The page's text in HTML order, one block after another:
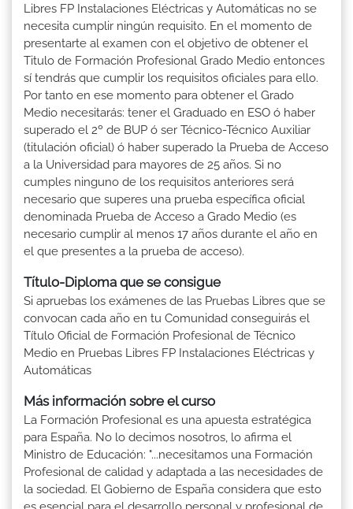
Libres FP Instalaciones Eléctricas y Automáticas no se
necesita cumplir ningún requisito. En el momento de
presentarte al examen con el objetivo de obtener el
Titulo de Formación Profesional Grado Medio entonces
sí tendrás que cumplir los requisitos oficiales para ello.
Por tanto en ese momento para obtener el Grado
Medio necesitarás: tener el Graduado en ESO ó haber
superado el 2º de BUP ó ser Técnico-Técnico Auxiliar
(titulación oficial) ó haber superado la Prueba de Acceso
a la Universidad para mayores de 25 años. Si no
cumples ninguno de los requisitos anteriores será
necesario que superes una prueba específica oficial
denominada Prueba de Acceso a Grado Medio (es
necesario cumplir al menos 17 años durante el año en
el que presentes a la prueba de acceso).
Título-Diploma que se consigue
Si apruebas los exámenes de las Pruebas Libres que se
convocan cada año en tu Comunidad conseguirás el
Título Oficial de Formación Profesional de Técnico
Medio en Pruebas Libres FP Instalaciones Eléctricas y
Automáticas
Más información sobre el curso
La Formación Profesional es una apuesta estratégica
para España. No lo decimos nosotros, lo afirma el
Ministro de Educación: "...necesitamos una Formación
Profesional de calidad y adaptada a las necesidades de
la sociedad. El Gobierno de España considera que esto